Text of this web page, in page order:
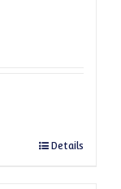
Details